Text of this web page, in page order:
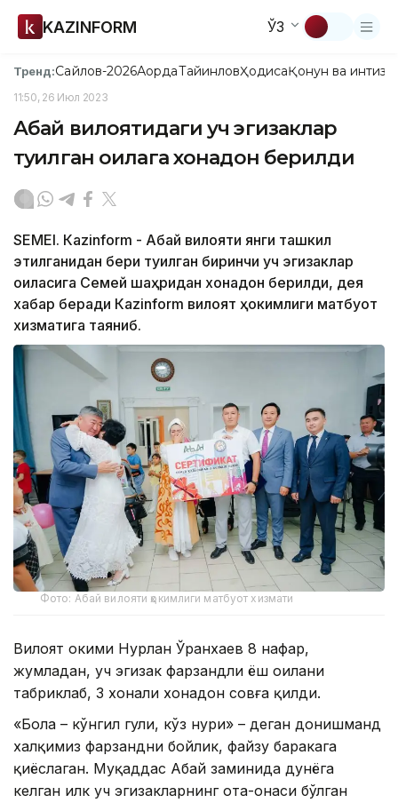
KAZINFORM ЎЗ
Тренд:Сайлов-2026АқордаТайинловҲодисаҚонун ва
11:50, 26 Июл 2023
Абай вилоятидаги уч эгизаклар
туғилган оилага хонадон берилди
SEMEI. Каzinform - Абай вилояти янги ташкил
этилганидан бери туғилган биринчи уч эгизаклар
оиласига Семей шаҳридан хонадон берилди, дея
хабар беради Каzinform вилоят ҳокимлиги матбуот
хизматига таяниб.
Фото: Абай вилояти ҳокимлиги матбуот хизмати
Вилоят ҳокими Нурлан Ўранхаев 8 нафар,
жумладан, уч эгизак фарзандли ёш оилани
табриклаб, 3 хонали хонадон совға қилди.
«Бола – кўнгил гули, кўз нури» – деган донишманд
халқимиз фарзандни бойлик, файзу баракага
қиёслаган. Муқаддас Абай заминида дунёга
келган илк уч эгизакларнинг ота-онаси бўлган